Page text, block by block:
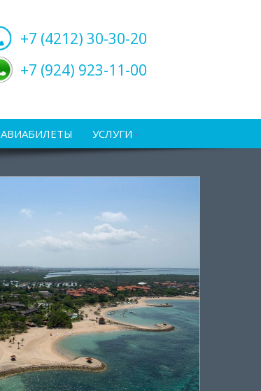
+7 (4212) 30-30-20
+7 (924) 923-11-00
АВИАБИЛЕТЫ УСЛУГИ